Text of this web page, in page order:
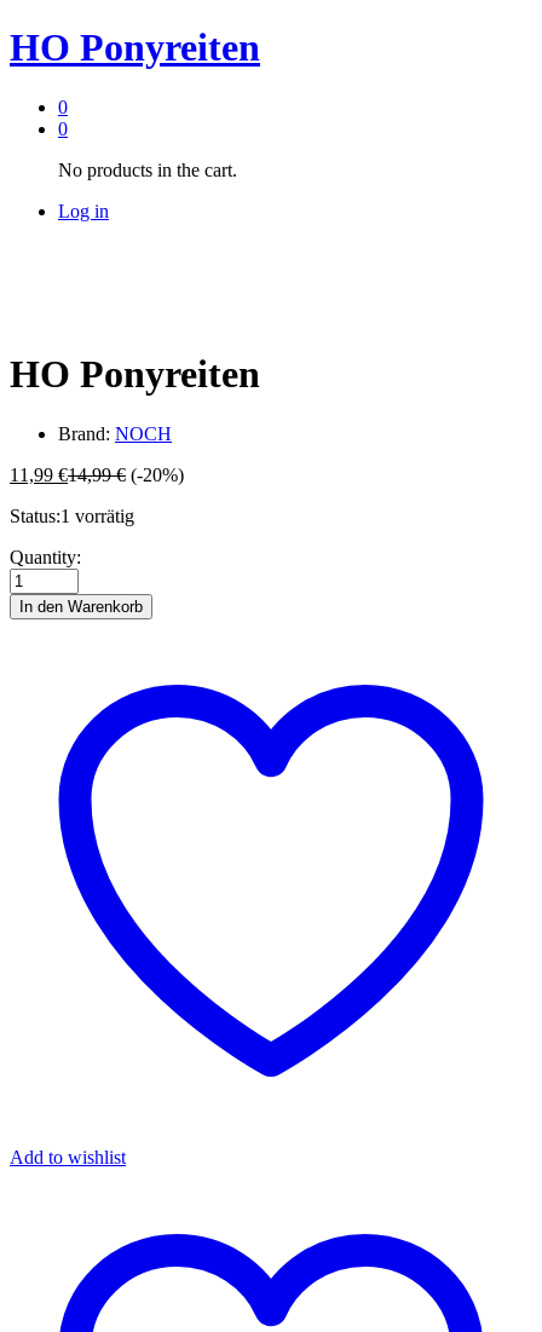
HO Ponyreiten
0
0
No products in the cart.
Log in
HO Ponyreiten
Brand: NOCH
11,99 €14,99€ (-20%)
Status:1 vorrätig
HO
Ponyreiten
quantity
Quantity:
In den Warenkorb
Add to wishlist